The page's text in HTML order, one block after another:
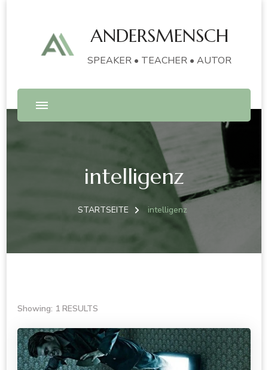
ANDERSMENSCH
SPEAKER • TEACHER • AUTOR
intelligenz
STARTSEITE intelligenz
Showing: 1 RESULTS